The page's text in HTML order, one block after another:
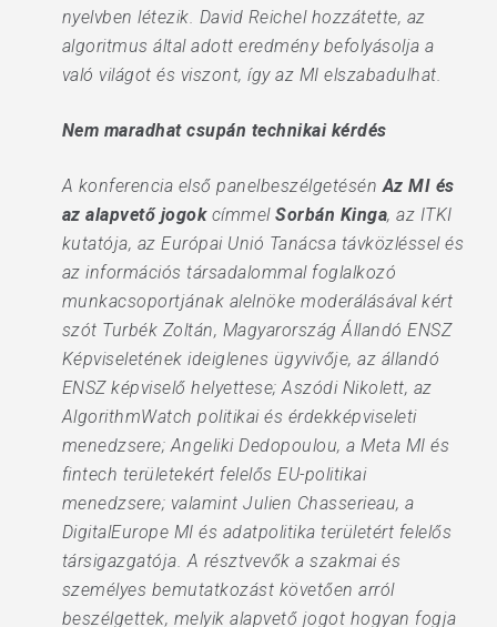
nyelvben létezik. David Reichel hozzátette, az
algoritmus által adott eredmény befolyásolja a
való világot és viszont, így az MI elszabadulhat.
Nem maradhat csupán technikai kérdés
A konferencia első panelbeszélgetésénAz MI és
az alapvető jogokcímmelSorbán Kinga, az ITKI
kutatója, az Európai Unió Tanácsa távközléssel és
az információs társadalommal foglalkozó
munkacsoportjának alelnöke moderálásával kért
szót Turbék Zoltán, Magyarország Állandó ENSZ
Képviseletének ideiglenes ügyvivője, az állandó
ENSZ képviselő helyettese; Aszódi Nikolett, az
AlgorithmWatch politikai és érdekképviseleti
menedzsere; Angeliki Dedopoulou, a Meta MI és
fintech területekért felelős EU-politikai
menedzsere; valamint Julien Chasserieau, a
DigitalEurope MI és adatpolitika területért felelős
társigazgatója. A résztvevők a szakmai és
személyes bemutatkozást követően arról
beszélgettek, melyik alapvető jogot hogyan fogja